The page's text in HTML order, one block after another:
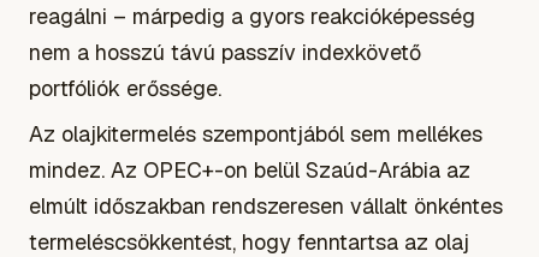
reagálni – márpedig a gyors reakcióképesség
nem a hosszú távú passzív indexkövető
portfóliók erőssége.
Az olajkitermelés szempontjából sem mellékes
mindez. Az OPEC+-on belül Szaúd-Arábia az
elmúlt időszakban rendszeresen vállalt önkéntes
termeléscsökkentést, hogy fenntartsa az olaj